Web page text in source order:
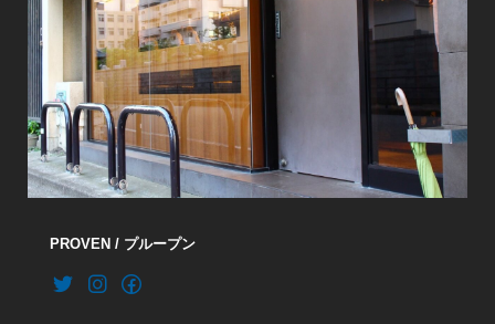
PROVEN / プループン